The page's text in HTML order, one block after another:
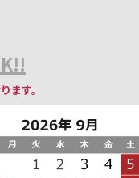
ます。